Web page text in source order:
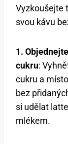
Vyzkoušejte
svou kávu
1.
cukru:
cukru a
bez
si udělat
mlékem.